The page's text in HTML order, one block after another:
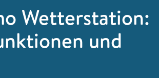
Wetterstation:
und